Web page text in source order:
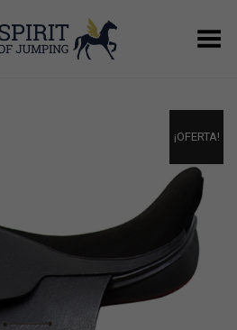
Menú
¡OFERTA!